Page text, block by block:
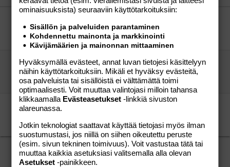
Verdana
LeLu
Perhe-elämä
0
Perhe-elämä
03.09.2004
LeLu
KERHOT-LISTA(Päivitetty 10.10.2009)
Talvicci Aihe vapaa
14
Aihe vapaa
06.12.2009
vieras
KERHOT-LISTA(Päivitetty 10.10.2009)
1
Lapsen saaminen
10.10.2009
Talvicci
ominaisuuk­sista) seuraaviin käyttötarkoituksiin:
Sisällön ja palveluiden parantaminen
Kohdennettu mainonta ja markkinointi
Kävijämäärien ja mainonnan mittaaminen
Hyväksymällä evästeet, annat luvan tietojesi käsittelyyn
näihin käyttötarkoituksiin. Mikäli et hyväksy evästeitä,
osa palveluista tai sisällöistä ei välttämättä toimi
optimaalisesti. Voit muuttaa valintojasi milloin tahansa
klikkaamalla Evästeasetukset -linkkiä sivuston
alareunassa.
Jotkin teknologiat saattavat käyttää tietojasi myös ilman
suostumustasi, jos niillä on siihen oikeutettu peruste
(esim. sivun tekninen toimivuus). Voit vastustaa tätä tai
muuttaa kaikkia asetuksiasi valitsemalla alla olevan
Asetukset -painikkeen.